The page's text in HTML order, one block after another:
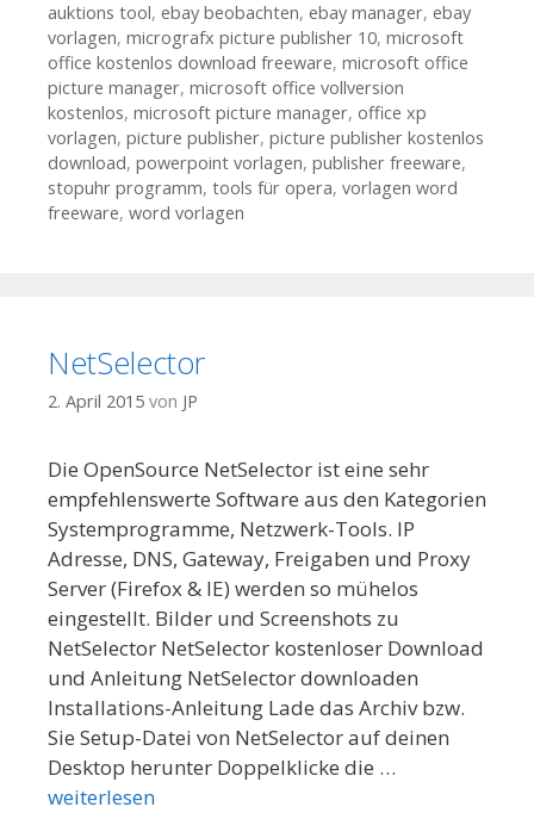
auktions tool, ebay beobachten, ebay manager, ebay
vorlagen, micrografx picture publisher 10, microsoft
office kostenlos download freeware, microsoft office
picture manager, microsoft office vollversion
kostenlos, microsoft picture manager, office xp
vorlagen, picture publisher, picture publisher kostenlos
download, powerpoint vorlagen, publisher freeware,
stopuhr programm, tools für opera, vorlagen word
freeware, word vorlagen
NetSelector
2. April 2015 von JP
Die OpenSource NetSelector ist eine sehr
empfehlenswerte Software aus den Kategorien
Systemprogramme, Netzwerk-Tools. IP
Adresse, DNS, Gateway, Freigaben und Proxy
Server (Firefox & IE) werden so mühelos
eingestellt. Bilder und Screenshots zu
NetSelector NetSelector kostenloser Download
und Anleitung NetSelector downloaden
Installations-Anleitung Lade das Archiv bzw.
Sie Setup-Datei von NetSelector auf deinen
Desktop herunter Doppelklicke die …
weiterlesen